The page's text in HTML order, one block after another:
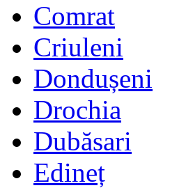
Comrat
Criuleni
Dondușeni
Drochia
Dubăsari
Edineț